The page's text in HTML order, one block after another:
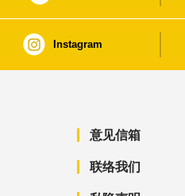
Instagram
意见信箱
联络我们